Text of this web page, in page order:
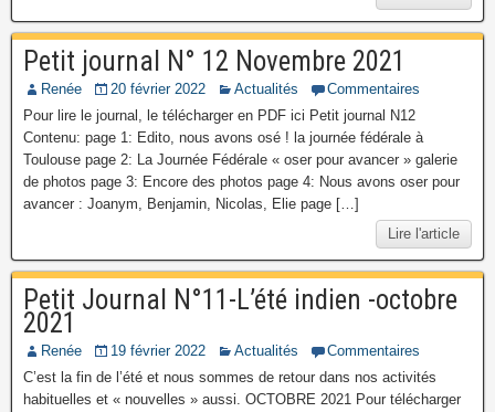
Petit journal N° 12 Novembre 2021
Renée 20 février 2022 Actualités
Commentaires
Pour lire le journal, le télécharger en PDF ici Petit journal N12
Contenu: page 1: Edito, nous avons osé ! la journée fédérale à
Toulouse page 2: La Journée Fédérale « oser pour avancer » galerie
de photos page 3: Encore des photos page 4: Nous avons oser pour
avancer : Joanym, Benjamin, Nicolas, Elie page […]
Lire l'article
Petit Journal N°11-L’été indien -octobre
2021
Renée 19 février 2022 Actualités
Commentaires
C’est la fin de l’été et nous sommes de retour dans nos activités
habituelles et « nouvelles » aussi. OCTOBRE 2021 Pour télécharger